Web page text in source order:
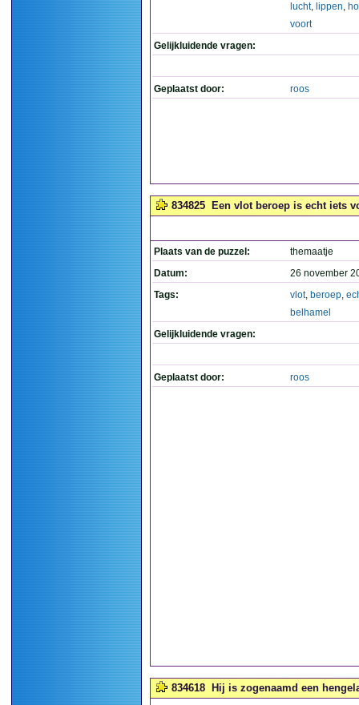
lucht, lippen,
voort
Gelijkluidende vragen:
Geplaatst door: roos
834825 Een vlot beroep is echt iets
Plaats van de puzzel:
themaatje
Datum:
26 november
Tags:
vlot, beroep,
belhamel
Gelijkluidende vragen:
Geplaatst door: roos
834618 Hij is zogenaamd een